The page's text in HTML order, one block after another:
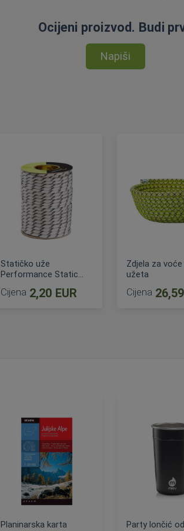
Ocijeni proizvod. Budi
Napiši
Statičko uže
Performance Static
Cijena 2,20 EUR
Zdjela za voće
užeta
Cijena
Planinarska karta
Party lončić od